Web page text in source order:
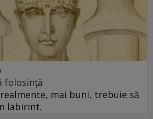
folosință
mai buni, trebuie să
labirint.